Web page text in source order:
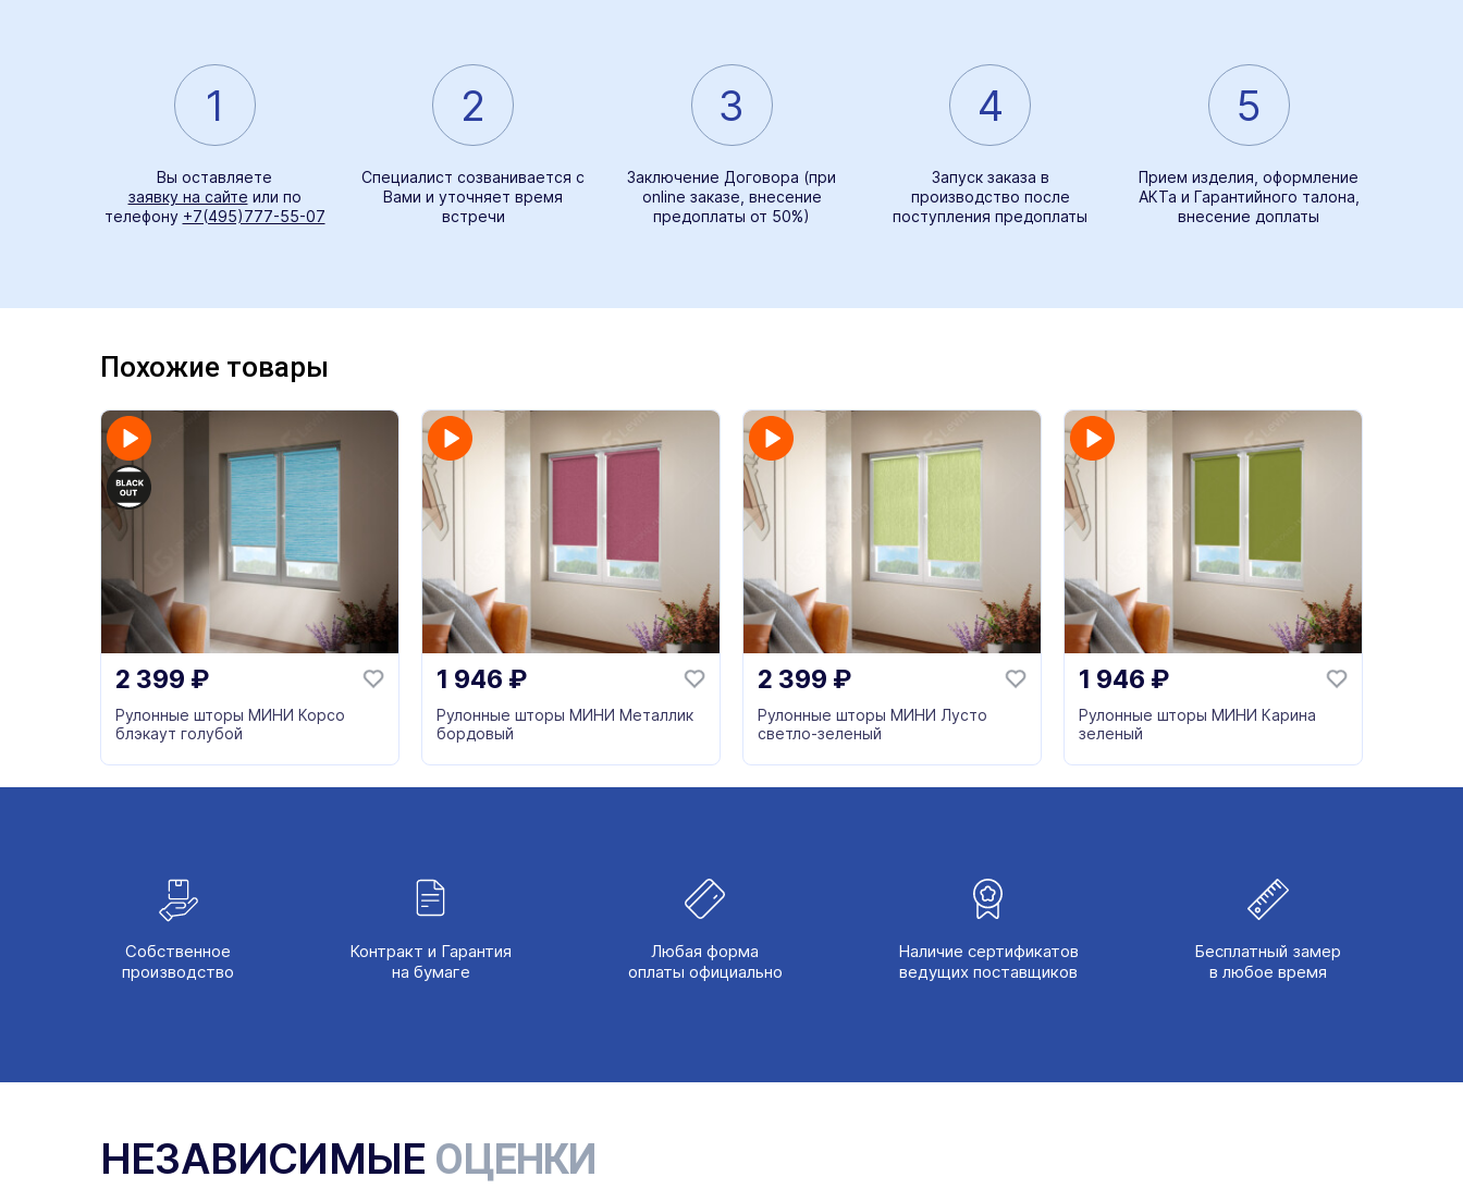
1
Вы оставляете
заявку на сайте или по
телефону +7(495)777-55-07
2
Специалист созванивается с
Вами и уточняет время
встречи
3
Заключение Договора (при
online заказе, внесение
предоплаты от 50%)
4
Запуск заказа в
производство после
поступления предоплаты
5
Прием изделия, оформление
АКТа и Гарантийного талона,
внесение доплаты
Похожие товары
2 399 ₽
Рулонные шторы МИНИ Корсо
блэкаут голубой
1 946 ₽
Рулонные шторы МИНИ Металлик
бордовый
2 399 ₽
Рулонные шторы МИНИ Лусто
светло-зеленый
1 946 ₽
Рулонные шторы МИНИ Карина
зеленый
Собственное
производство
Контракт и Гарантия
на бумаге
Любая форма
оплаты официально
Наличие сертификатов
ведущих поставщиков
Бесплатный замер
в любое время
НЕЗАВИСИМЫЕ ОЦЕНКИ